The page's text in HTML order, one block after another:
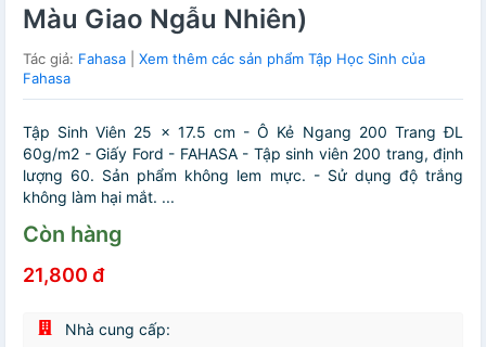
Màu Giao Ngẫu Nhiên)
Tác giả: Fahasa
Xem thêm các sản phẩm Tập Học Sinh của
Fahasa
Tập Sinh Viên 25 x 17.5 cm - Ô Kẻ Ngang 200 Trang ĐL
60g/m2 - Giấy Ford - FAHASA - Tập sinh viên 200 trang, định
lượng 60. Sản phẩm không lem mực. - Sử dụng độ trắng
không làm hại mắt. ...
Còn hàng
21,800 đ
Nhà cung cấp: